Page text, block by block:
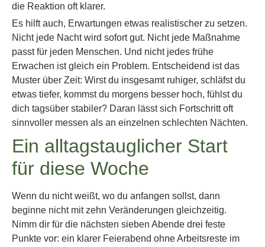
die Reaktion oft klarer.
Es hilft auch, Erwartungen etwas realistischer zu setzen.
Nicht jede Nacht wird sofort gut. Nicht jede Maßnahme
passt für jeden Menschen. Und nicht jedes frühe
Erwachen ist gleich ein Problem. Entscheidend ist das
Muster über Zeit: Wirst du insgesamt ruhiger, schläfst du
etwas tiefer, kommst du morgens besser hoch, fühlst du
dich tagsüber stabiler? Daran lässt sich Fortschritt oft
sinnvoller messen als an einzelnen schlechten Nächten.
Ein alltagstauglicher Start
für diese Woche
Wenn du nicht weißt, wo du anfangen sollst, dann
beginne nicht mit zehn Veränderungen gleichzeitig.
Nimm dir für die nächsten sieben Abende drei feste
Punkte vor: ein klarer Feierabend ohne Arbeitsreste im